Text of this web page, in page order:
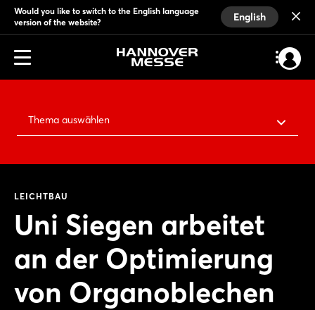
Would you like to switch to the English language
version of the website?
English
Thema auswählen
LEICHTBAU
Uni Siegen arbeitet
an der Optimierung
von Organoblechen